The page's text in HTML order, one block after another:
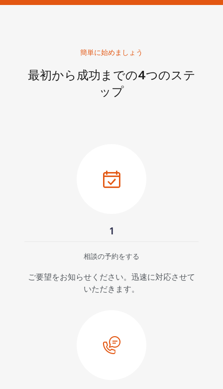
簡単に始めましょう
最初から成功までの4つのステ
ップ
1
相談の予約をする
ご要望をお知らせください。迅速に対応させて
いただきます。